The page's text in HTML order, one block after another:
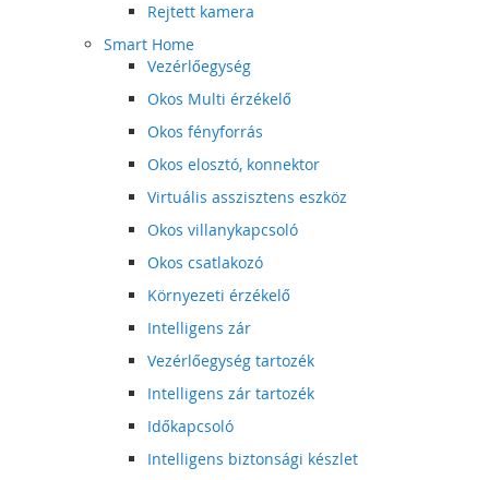
Rejtett kamera
Smart Home
Vezérlőegység
Okos Multi érzékelő
Okos fényforrás
Okos elosztó, konnektor
Virtuális asszisztens eszköz
Okos villanykapcsoló
Okos csatlakozó
Környezeti érzékelő
Intelligens zár
Vezérlőegység tartozék
Intelligens zár tartozék
Időkapcsoló
Intelligens biztonsági készlet